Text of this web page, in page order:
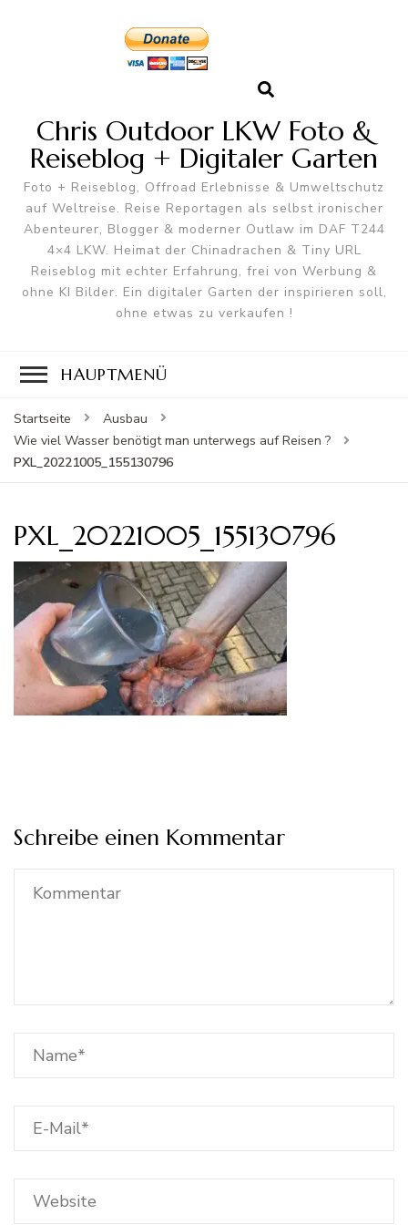
Chris Outdoor LKW Foto &
Reiseblog + Digitaler Garten
Foto + Reiseblog, Offroad Erlebnisse & Umweltschutz
auf Weltreise. Reise Reportagen als selbst ironischer
Abenteurer, Blogger & moderner Outlaw im DAF T244
4×4 LKW. Heimat der Chinadrachen & Tiny URL
Reiseblog mit echter Erfahrung, frei von Werbung &
ohne KI Bilder. Ein digitaler Garten der inspirieren soll,
ohne etwas zu verkaufen !
HAUPTMENÜ
Startseite
Ausbau
Wie viel Wasser benötigt man unterwegs auf Reisen ?
PXL_20221005_155130796
PXL_20221005_155130796
Schreibe einen Kommentar